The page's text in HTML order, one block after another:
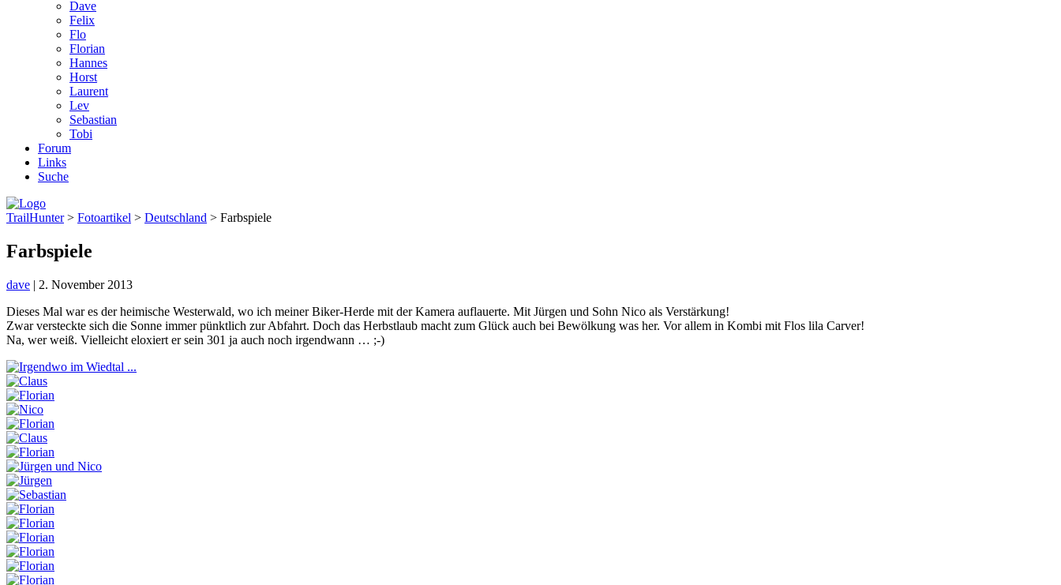
Dave
Felix
Flo
Florian
Hannes
Horst
Laurent
Lev
Sebastian
Tobi
Forum
Links
Suche
TrailHunter> Fotoartikel > Deutschland > Farbspiele
Farbspiele
dave | 2. November 2013
Dieses Mal war es der heimische Westerwald, wo ich meiner Biker-Herde mit der Kamera auflauerte. Mit Jürgen und Sohn Nico als Verstärkung!
Zwar versteckte sich die Sonne immer pünktlich zur Abfahrt. Doch das Herbstlaub macht zum Glück auch bei Bewölkung was her. Vor allem in Kombi mit Flos lila Carver!
Na, wer weiß. Vielleicht eloxiert er sein 301 ja auch noch irgendwann … ;-)